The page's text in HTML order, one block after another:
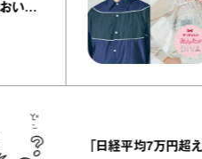
知子の「おいし
「日経平均7万円超え」を堀潤